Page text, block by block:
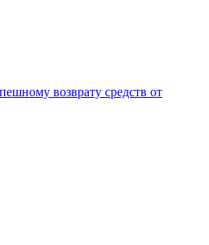
возврату средств от